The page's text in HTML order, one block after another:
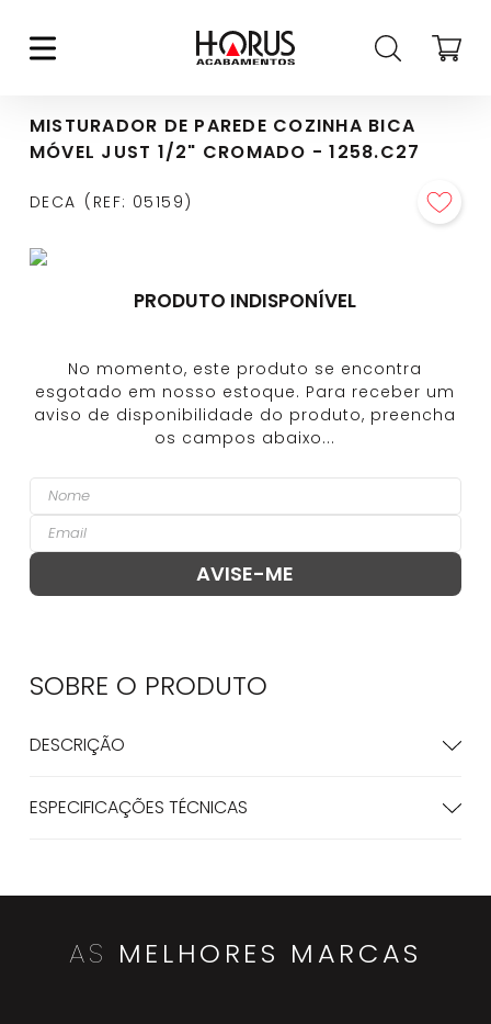
MISTURADOR DE PAREDE COZINHA BICA
MÓVEL JUST 1/2" CROMADO - 1258.C27
DECA REF: 05159
PRODUTO INDISPONÍVEL
SOBRE O PRODUTO
DESCRIÇÃO
ESPECIFICAÇÕES TÉCNICAS
AS MELHORES MARCAS